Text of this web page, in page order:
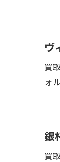
ヴ
買
ォ
銀
買